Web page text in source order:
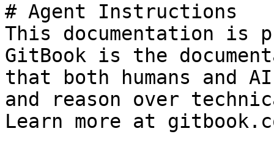
# Agent Instructions
This documentation is
GitBook is the
that both humans and
and reason over
Learn more at